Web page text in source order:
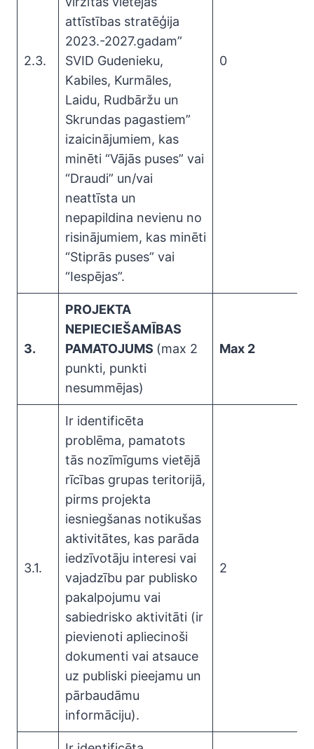
2.3.
attīstības stratēģija
2023.-2027.gadam”
SVID Gudenieku,
Kabiles, Kurmāles,
Laidu, Rudbāržu un
Skrundas pagastiem”
izaicinājumiem, kas
minēti “Vājās puses” vai
“Draudi” un/vai
neattīsta un
nepapildina nevienu no
risinājumiem, kas minēti
“Stiprās puses” vai
“Iespējas”.
0
3.
PROJEKTA
NEPIECIEŠAMĪBAS
PAMATOJUMS (max 2
punkti, punkti
nesummējas)
Max 2
3.1.
Ir identificēta
problēma, pamatots
tās nozīmīgums vietējā
rīcības grupas teritorijā,
pirms projekta
iesniegšanas notikušas
aktivitātes, kas parāda
iedzīvotāju interesi vai
vajadzību par publisko
pakalpojumu vai
sabiedrisko aktivitāti (ir
pievienoti apliecinoši
dokumenti vai atsauce
uz publiski pieejamu un
pārbaudāmu
informāciju).
2